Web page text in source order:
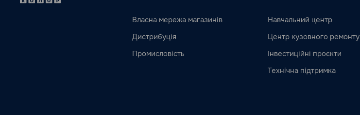
Власна мережа магазинів
Дистрибуція
Промисловість
Навчальний центр
Центр кузовного ремонту
Інвестиційні проєкти
Технічна підтримка